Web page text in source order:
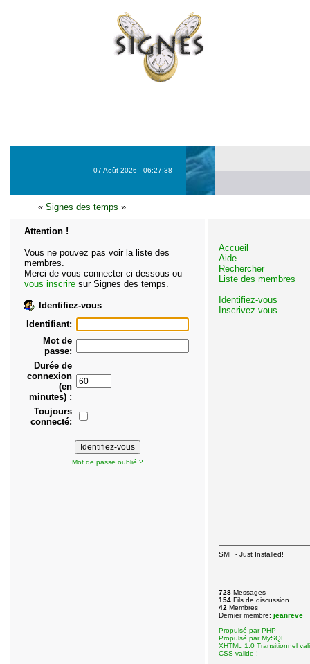
07 Août 2026 - 06:27:38
« Signes des temps »
Attention !
Vous ne pouvez pas voir la liste des
membres.
Merci de vous connecter ci-dessous ou
vous inscrire sur Signes des temps.
Identifiez-vous
Identifiant:
Mot de
passe:
Durée de
connexion
(en
minutes) :
Toujours
connecté:
Mot de passe oublié ?
Accueil
Aide
Rechercher
Liste des membres
Identifiez-vous
Inscrivez-vous
SMF - Just Installed!
728 Messages
154 Fils de discussion
42 Membres
Dernier membre: jeanreve
Propulsé par PHP
Propulsé par MySQL
XHTML 1.0 Transitionnel
CSS valide !